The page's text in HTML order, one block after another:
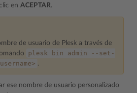
en ACEPTAR.
de usuario de Plesk a través de
plesk bin admin
--set-
.
ese nombre de usuario personalizado